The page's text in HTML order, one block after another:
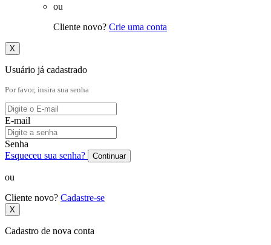
ou
Cliente novo? Crie uma conta
X
Usuário já cadastrado
Por favor, insira sua senha
E-mail
Senha
Esqueceu sua senha?
Continuar
ou
Cliente novo? Cadastre-se
X
Cadastro de nova conta